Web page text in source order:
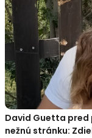
David Guetta pred
nežnú stránku: